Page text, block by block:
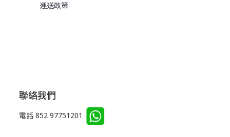
運送政策
聯絡我們
電話 852 97751201